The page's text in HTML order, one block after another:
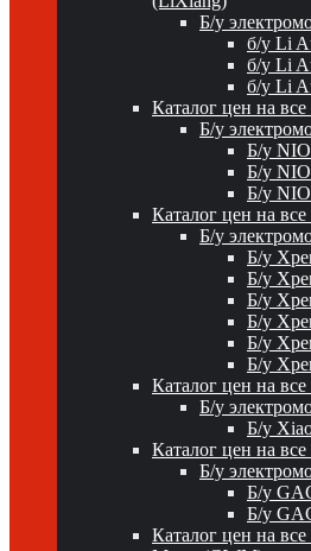
Б/у
б/у Li
б/у Li
б/у Li
Каталог цен на
Б/у
Б/у
Б/у
Б/у
Каталог цен на
Б/у
Б/у
Б/у
Б/у
Б/у
Б/у
Б/у
Каталог цен на
Б/у
Б/у
Каталог цен на
Б/у
Б/у
Б/у
Каталог цен на